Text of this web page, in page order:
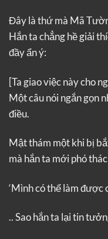
Đây là thứ mà Mã
Hắn ta chẳng hề giải
đầy ẩn ý:
[Ta giao việc này cho
Một câu nói ngắn gọn
điều.
Mật thám một khi bị
mà hắn ta mới phó
‘Mình có thể làm được
.. Sao hắn ta lại tin